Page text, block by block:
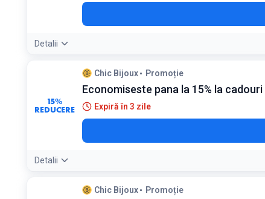
Detalii
15%
REDUCERE
Chic Bijoux Promoție
Economiseste pana la 15% la
Expiră în 3 zile
Detalii
Chic Bijoux Promoție